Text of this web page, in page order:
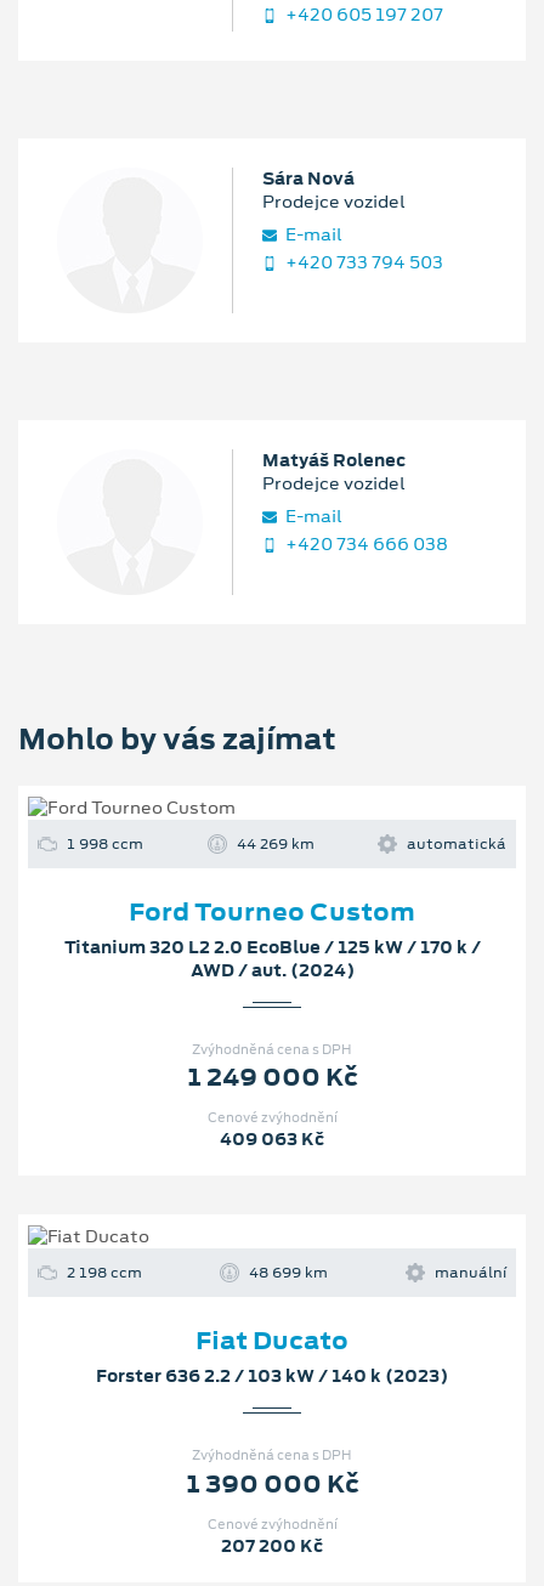
+420 605 197 207
Sára Nová
Prodejce vozidel
E‑mail
+420 733 794 503
Matyáš Rolenec
Prodejce vozidel
E‑mail
+420 734 666 038
Mohlo by vás zajímat
1 998 ccm 44 269 km automatická
Ford Tourneo Custom
Titanium 320 L2 2.0 EcoBlue / 125 kW / 170 k /
AWD / aut. (2024)
Zvýhodněná cena s DPH
1 249 000 Kč
Cenové zvýhodnění
409 063 Kč
2 198 ccm 48 699 km manuální
Fiat Ducato
Forster 636 2.2 / 103 kW / 140 k (2023)
Zvýhodněná cena s DPH
1 390 000 Kč
Cenové zvýhodnění
207 200 Kč